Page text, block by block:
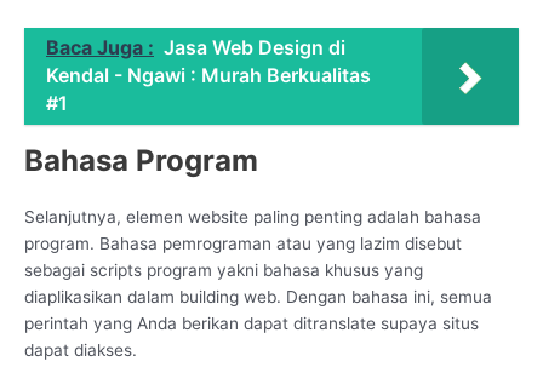
Baca Juga : Jasa Web Design di
Kendal - Ngawi : Murah Berkualitas
#1
Bahasa Program
Selanjutnya, elemen website paling penting adalah bahasa
program. Bahasa pemrograman atau yang lazim disebut
sebagai scripts program yakni bahasa khusus yang
diaplikasikan dalam building web. Dengan bahasa ini, semua
perintah yang Anda berikan dapat ditranslate supaya situs
dapat diakses.